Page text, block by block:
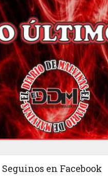
Seguinos en Facebook